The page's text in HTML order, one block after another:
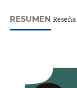
RESUMEN Reseña